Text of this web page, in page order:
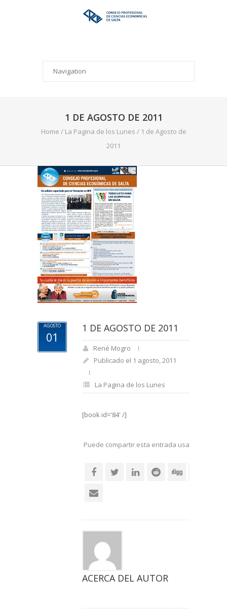
1 DE AGOSTO DE 2011
Home / La Pagina de los Lunes / 1 de Agosto de
2011
AGOSTO
01
1 DE AGOSTO DE 2011
René Mogro
Publicado el 1 agosto, 2011
La Pagina de los Lunes
[book id='84' /]
Puede compartir esta entrada usando sus
ACERCA DEL AUTOR